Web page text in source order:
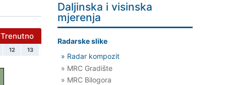
Trenutno
12 13
Daljinska i visinska
mjerenja
Radarske slike
» Radar kompozit
» MRC Gradište
» MRC Bilogora